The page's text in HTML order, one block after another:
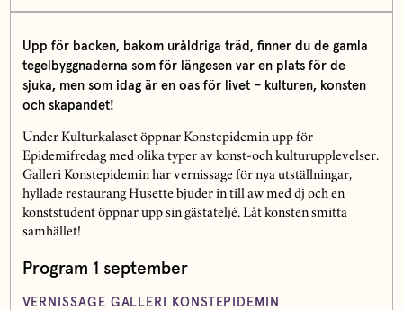
Upp för backen, bakom uråldriga träd, finner du de gamla
tegelbyggnaderna som för längesen var en plats för de
sjuka, men som idag är en oas för livet – kulturen, konsten
och skapandet!
Under Kulturkalaset öppnar Konstepidemin upp för
Epidemifredag med olika typer av konst-och kulturupplevelser.
Galleri Konstepidemin har vernissage för nya utställningar,
hyllade restaurang Husette bjuder in till aw med dj och en
konststudent öppnar upp sin gästateljé. Låt konsten smitta
samhället!
Program 1 september
VERNISSAGE GALLERI KONSTEPIDEMIN